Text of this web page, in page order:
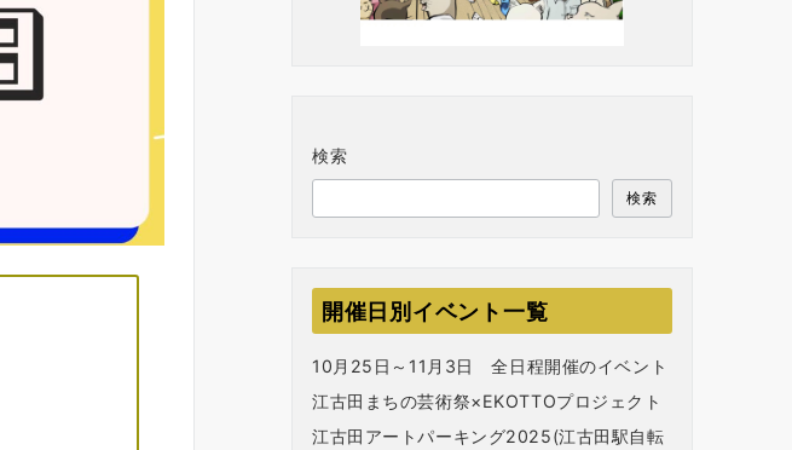
検索
検索
開催日別イベント一覧
10月25日～11月3日 全日程開催のイベント
江古田まちの芸術祭×EKOTTOプロジェクト
江古田アートパーキング2025(江古田駅自転